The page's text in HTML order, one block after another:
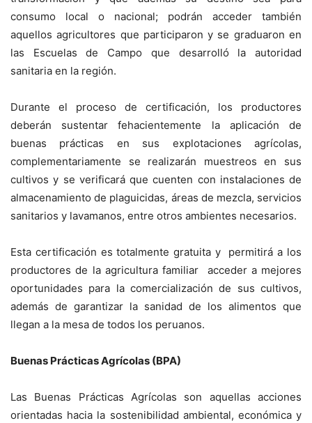
consumo local o nacional; podrán acceder también
aquellos agricultores que participaron y se graduaron en
las Escuelas de Campo que desarrolló la autoridad
sanitaria en la región.
Durante el proceso de certificación, los productores
deberán sustentar fehacientemente la aplicación de
buenas prácticas en sus explotaciones agrícolas,
complementariamente se realizarán muestreos en sus
cultivos y se verificará que cuenten con instalaciones de
almacenamiento de plaguicidas, áreas de mezcla, servicios
sanitarios y lavamanos, entre otros ambientes necesarios.
Esta certificación es totalmente gratuita y permitirá a los
productores de la agricultura familiar acceder a mejores
oportunidades para la comercialización de sus cultivos,
además de garantizar la sanidad de los alimentos que
llegan a la mesa de todos los peruanos.
Buenas Prácticas Agrícolas (BPA)
Las Buenas Prácticas Agrícolas son aquellas acciones
orientadas hacia la sostenibilidad ambiental, económica y